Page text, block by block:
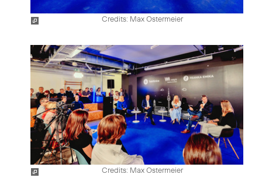
Credits: Max Ostermeier
Credits: Max Ostermeier